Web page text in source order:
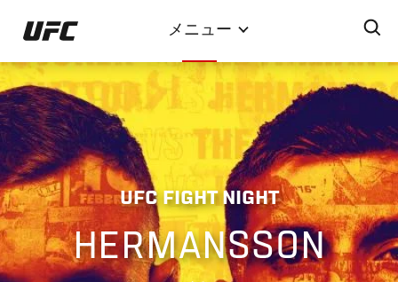
イ
ン
コ
ン
テ
ン
ツ
に
移
動
メニュー
UFC FIGHT NIGHT
HERMANSSON